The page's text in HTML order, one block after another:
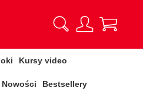
Kursy video
Nowości Bestsellery